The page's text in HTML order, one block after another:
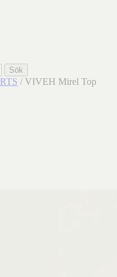
Sök
/ VIVEH Mirel Top